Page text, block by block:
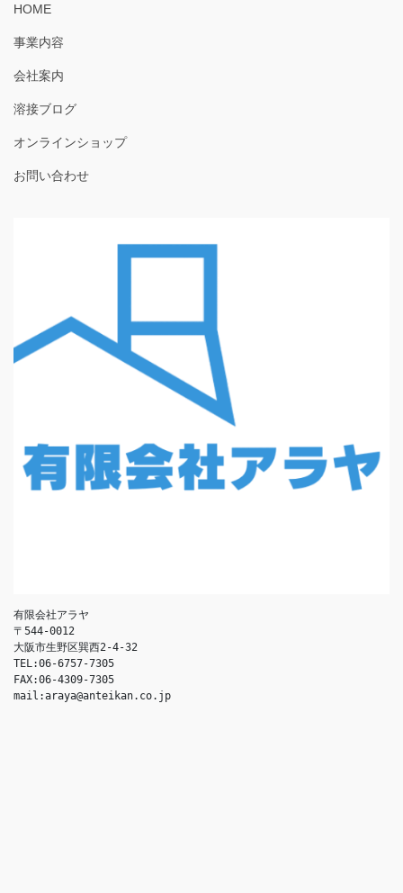
HOME
事業内容
会社案内
溶接ブログ
オンラインショップ
お問い合わせ
有限会社アラヤ
〒544-0012
大阪市生野区巽西2-4-32
TEL:06-6757-7305
FAX:06-4309-7305
mail:araya@anteikan.co.jp